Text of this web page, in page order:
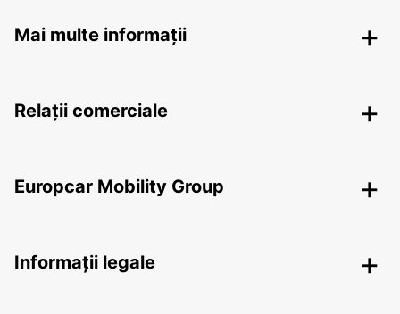
Mai multe informații
Relații comerciale
Europcar Mobility Group
Informații legale